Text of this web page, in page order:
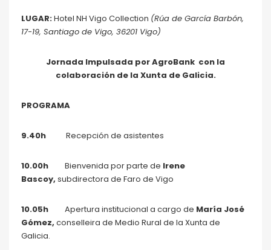
LUGAR:Hotel NH Vigo Collection (Rúa de García Barbón,
17-19, Santiago de Vigo, 36201 Vigo)
Jornada Impulsada por AgroBank con la
colaboración de la Xunta de Galicia.
PROGRAMA
9.40h Recepción de asistentes
10.00h Bienvenida por parte de Irene
Bascoy, subdirectora de Faro de Vigo
10.05h Apertura institucional a cargo de María José
Gómez, conselleira de Medio Rural de la Xunta de
Galicia.